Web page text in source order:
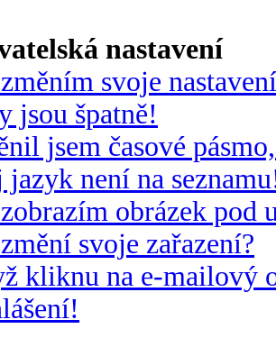
nastavení
svoje
jsou špatně!
jsem časové
není na
obrázek pod
svoje zařazení?
kliknu na e-mailový